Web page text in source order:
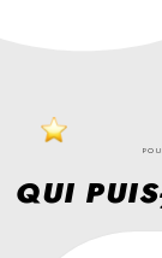
QUI